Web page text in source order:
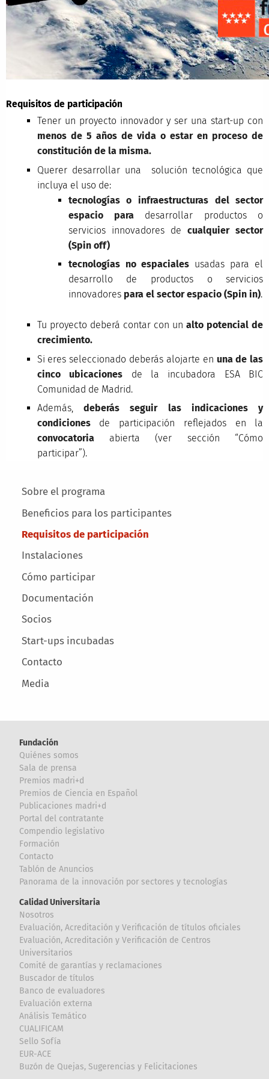
Main menu
Sobre el programa
Beneficios para los participantes
Requisitos de participación
Instalaciones
Cómo participar
Documentación
Socios
Start-ups incubadas
Contacto
Media
Requisitos de participación
Tener un proyecto innovador y ser una start-up con
menos de 5 años de vida o estar en proceso de
constitución de la misma.
Querer desarrollar una solución tecnológica que
incluya el uso de:
tecnologías o infraestructuras del sector
espacio
para desarrollar productos o
servicios innovadores decualquier sector
(Spin off)
tecnologías no espaciales usadas para el
desarrollo de productos o servicios
innovadores para el sector espacio (Spin in).
Tu proyecto deberá contar con unalto potencial de
crecimiento.
Si eres seleccionado deberás alojarte en una de las
cinco ubicaciones de la incubadora ESA BIC
Comunidad de Madrid.
Además, deberás seguir las indicaciones y
condicionesde participación reflejados en la
convocatoriaabierta (ver sección “Cómo
participar”).
Fundación
Quiénes somos
Sala de prensa
Premios madri+d
Premios de Ciencia en Español
Publicaciones madri+d
Portal del contratante
Compendio legislativo
Formación
Contacto
Tablón de Anuncios
Panorama de la innovación por sectores y tecnologías
Calidad Universitaria
Nosotros
Evaluación, Acreditación y Verificación de títulos oficiales
Evaluación, Acreditación y Verificación de Centros
Universitarios
Comité de garantías y reclamaciones
Buscador de títulos
Banco de evaluadores
Evaluación externa
Análisis Temático
CUALIFICAM
Sello Sofía
EUR-ACE
Buzón de Quejas, Sugerencias y Felicitaciones